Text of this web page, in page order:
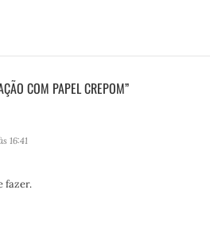
COM PAPEL CREPOM”
16:41
fazer.